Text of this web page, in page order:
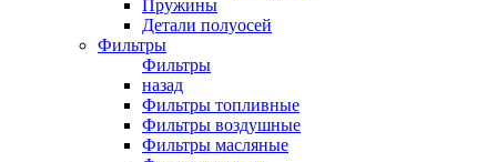
Пружины
Детали полуосей
Фильтры
Фильтры
назад
Фильтры топливные
Фильтры воздушные
Фильтры масляные